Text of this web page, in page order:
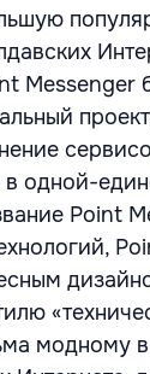
Messenger
одной-
Point
модному